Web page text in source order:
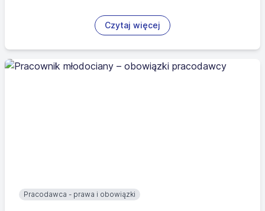
Czytaj więcej
Pracodawca - prawa i obowiązki